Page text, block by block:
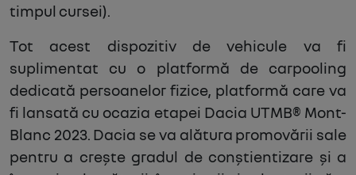
timpul cursei).
Tot acest dispozitiv de vehicule va fi
suplimentat cu o platformă de carpooling
dedicată persoanelor fizice, platformă care va
fi lansată cu ocazia etapei Dacia UTMB® Mont-
Blanc 2023. Dacia se va alătura promovării sale
pentru a crește gradul de conștientizare și a